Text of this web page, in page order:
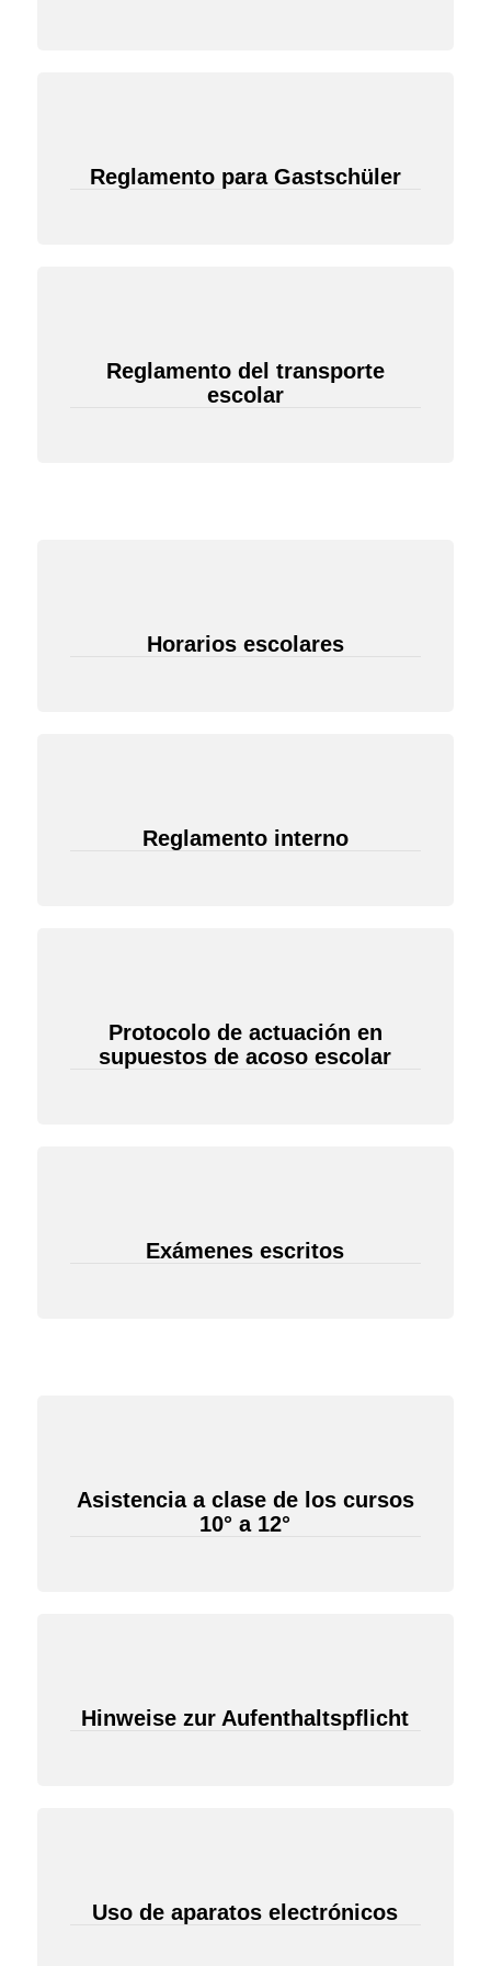
Reglamento para Gastschüler
Reglamento del transporte
escolar
Horarios escolares
Reglamento interno
Protocolo de actuación en
supuestos de acoso escolar
Exámenes escritos
Asistencia a clase de los cursos
10° a 12°
Hinweise zur Aufenthaltspflicht
Uso de aparatos electrónicos